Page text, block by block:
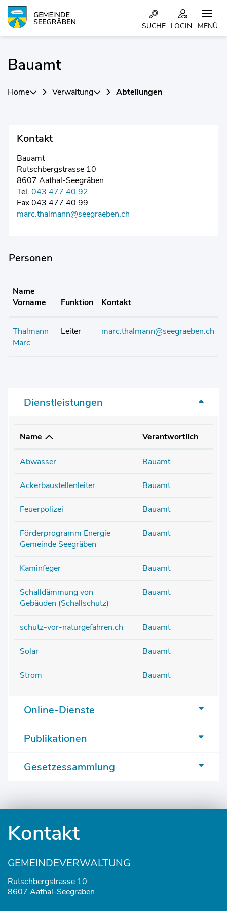
Kopfzeile
LOGIN
SUCHE MENÜ
Bauamt
Home Verwaltung Abteilungen
Kontakt
Bauamt
Rutschbergstrasse 10
8607 Aathal-Seegräben
Tel. 043 477 40 92
Fax 043 477 40 99
marc.thalmann@seegraeben.ch
Personen
Name
Vorname
Funktion Kontakt
Thalmann
Marc
Leiter marc.thalmann@seegraeben.ch
Zugehörige Objekte
Dienstleistungen
Name Verantwortlich
Abwasser Bauamt
Ackerbaustellenleiter Bauamt
Feuerpolizei Bauamt
Förderprogramm Energie
Gemeinde Seegräben
Bauamt
Kaminfeger Bauamt
Schalldämmung von
Gebäuden (Schallschutz)
Bauamt
schutz-vor-naturgefahren.ch Bauamt
Solar Bauamt
Strom Bauamt
Online-Dienste
Publikationen
Gesetzessammlung
Kontakt
GEMEINDEVERWALTUNG
Rutschbergstrasse 10
8607 Aathal-Seegräben